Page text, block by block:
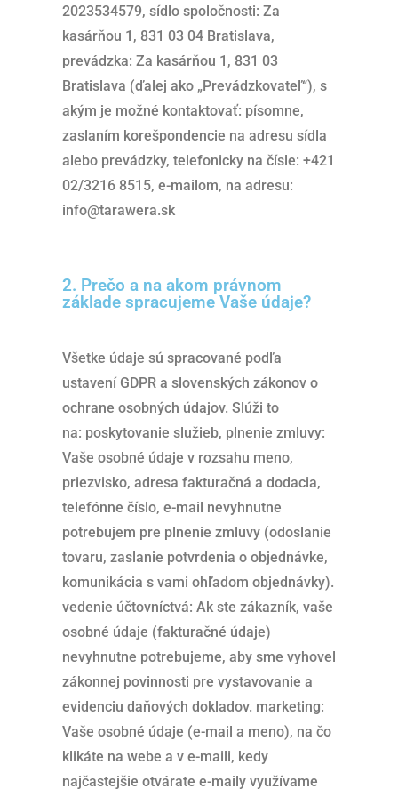
2023534579, sídlo spoločnosti: Za
kasárňou 1, 831 03 04 Bratislava,
prevádzka: Za kasárňou 1, 831 03
Bratislava (ďalej ako „Prevádzkovateľ“), s
akým je možné kontaktovať: písomne,
zaslaním korešpondencie na adresu sídla
alebo prevádzky, telefonicky na čísle: +421
02/3216 8515, e-mailom, na adresu:
info@tarawera.sk
2. Prečo a na akom právnom
základe spracujeme Vaše údaje?
Všetke údaje sú spracované podľa
ustavení GDPR a slovenských zákonov o
ochrane osobných údajov. Slúži to
na: poskytovanie služieb, plnenie zmluvy:
Vaše osobné údaje v rozsahu meno,
priezvisko, adresa fakturačná a dodacia,
telefónne číslo, e-mail nevyhnutne
potrebujem pre plnenie zmluvy (odoslanie
tovaru, zaslanie potvrdenia o objednávke,
komunikácia s vami ohľadom objednávky).
vedenie účtovníctvá: Ak ste zákazník, vaše
osobné údaje (fakturačné údaje)
nevyhnutne potrebujeme, aby sme vyhovel
zákonnej povinnosti pre vystavovanie a
evidenciu daňových dokladov. marketing:
Vaše osobné údaje (e-mail a meno), na čo
klikáte na webe a v e-maili, kedy
najčastejšie otvárate e-maily využívame